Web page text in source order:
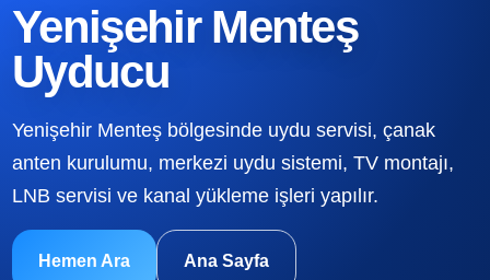
Yenişehir Menteş
Uyducu
Yenişehir Menteş bölgesinde uydu servisi, çanak
anten kurulumu, merkezi uydu sistemi, TV montajı,
LNB servisi ve kanal yükleme işleri yapılır.
Hemen Ara Ana Sayfa